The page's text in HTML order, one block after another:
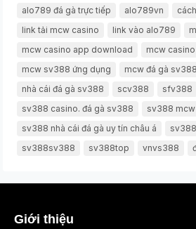
alo789 đá gà trực tiếp
alo789vn
link tải mcw casino
link vào alo789
mcw casino app download
mcw
mcw sv388 ứng dụng
mcw đá gà sv388
nhà cái đá gà sv388
scv388 sfv388
sv388 casino. đá gà sv388
sv388
sv388 nhà cái đá gà uy tín châu á
sv388sv388
sv388top vnvs388
Giới thiệu